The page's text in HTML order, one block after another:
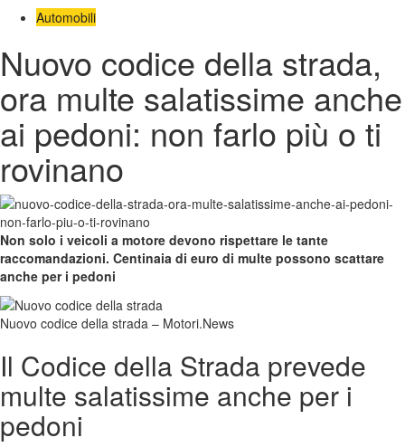
Automobili
Nuovo codice della strada,
ora multe salatissime anche
ai pedoni: non farlo più o ti
rovinano
Non solo i veicoli a motore devono rispettare le tante
raccomandazioni. Centinaia di euro di multe possono scattare
anche per i pedoni
Nuovo codice della strada – Motori.News
Il Codice della Strada prevede
multe salatissime anche per i
pedoni